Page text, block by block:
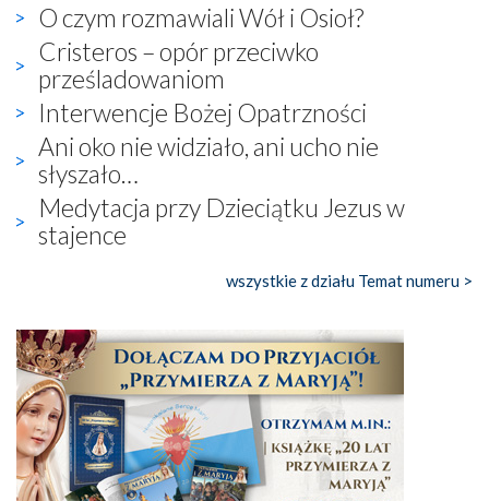
O czym rozmawiali Wół i Osioł?
Cristeros – opór przeciwko
prześladowaniom
Interwencje Bożej Opatrzności
Ani oko nie widziało, ani ucho nie
słyszało…
Medytacja przy Dzieciątku Jezus w
stajence
wszystkie z działu Temat numeru >